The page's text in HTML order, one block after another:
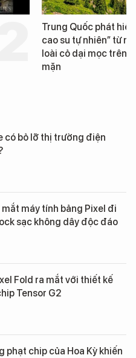
Loạt dự án bất động
Đà Nẵng sắp bị kiểm
có bỏ lỡ thị trường điện
máy tính bảng Pixel đi
sạc không dây độc đáo
Fold ra mắt với thiết kế
Tensor G2
phạt chip của Hoa Kỳ khiến